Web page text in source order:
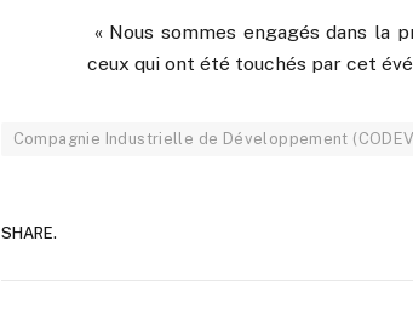
« Nous sommes engagés dans la
ceux qui ont été touchés par cet
Compagnie Industrielle de Développement
SHARE.